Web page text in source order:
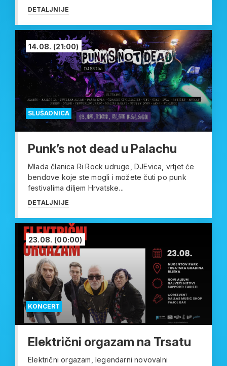
DETALJNIJE
SLUŠAONICA
14.08. (21:00)
Punk’s not dead u Palachu
Mlada članica Ri Rock udruge, DJEvica, vrtjet će
bendove koje ste mogli i možete čuti po punk
festivalima diljem Hrvatske...
DETALJNIJE
KONCERT
23.08. (00:00)
Električni orgazam na Trsatu
Električni orgazam, legendarni novovalni